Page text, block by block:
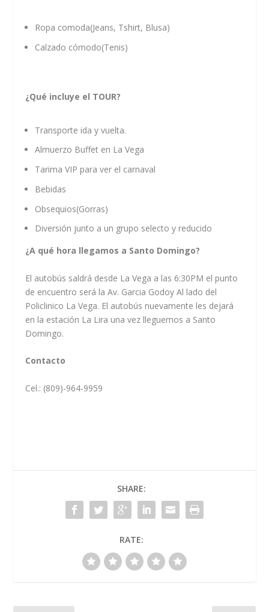
Ropa comoda(Jeans, Tshirt, Blusa)
Calzado cómodo(Tenis)
¿Qué incluye el TOUR?
Transporte ida y vuelta.
Almuerzo Buffet en La Vega
Tarima VIP para ver el carnaval
Bebidas
Obsequios(Gorras)
Diversión junto a un grupo selecto y reducido
¿A qué hora llegamos a Santo Domingo?
El autobús saldrá desde La Vega a las 6:30PM el punto
de encuentro será la Av. Garcia Godoy Al lado del
Policlinico La Vega. El autobús nuevamente les dejará
en la estación La Lira una vez lleguemos a Santo
Domingo.
Contacto
Cel.: (809)-964-9959
SHARE:
RATE: